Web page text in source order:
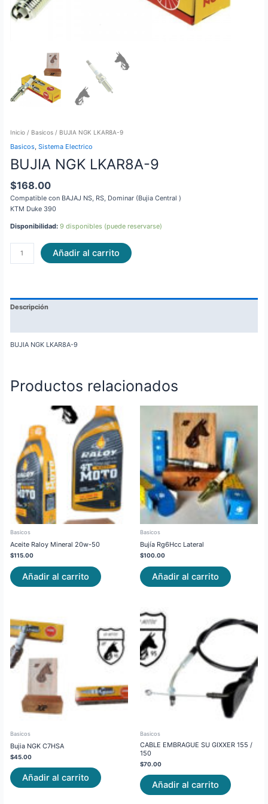
Inicio/ Basicos/ BUJIA NGK LKAR8A-9
Basicos, Sistema Electrico
BUJIA NGK LKAR8A-9
$168.00
Compatible con BAJAJ NS, RS, Dominar (Bujia Central )
KTM Duke 390
Disponibilidad: 9 disponibles (puede reservarse)
Añadir al carrito
Descripción
BUJIA NGK LKAR8A-9
Productos relacionados
Basicos
Aceite Raloy Mineral 20w-50
$115.00
Añadir al carrito
Basicos
Bujía Rg6Hcc Lateral
$100.00
Añadir al carrito
Basicos
Bujia NGK C7HSA
$45.00
Añadir al carrito
Basicos
CABLE EMBRAGUE SU GIXXER 155 /
150
$70.00
Añadir al carrito